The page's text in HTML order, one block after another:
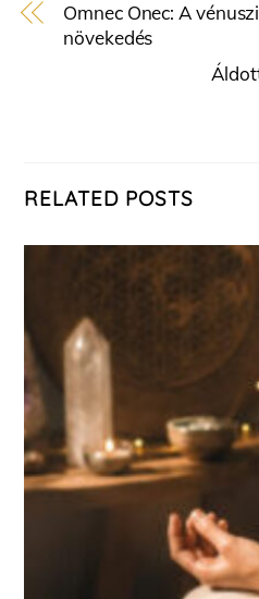
Omnec Onec: A
növekedés
RELATED POSTS